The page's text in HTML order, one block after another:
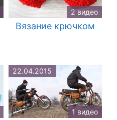
2 видео
Вязание крючком
22.04.2015
1 видео